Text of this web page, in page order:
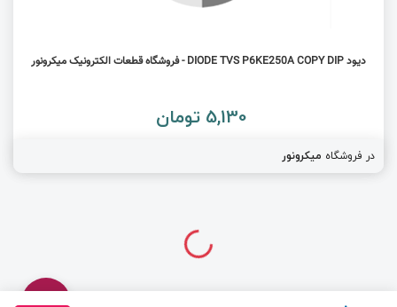
دیود DIODE TVS P6KE250A COPY DIP - فروشگاه قطعات الکترونیک میکرونور
5,130 تومان
در فروشگاه میکرونور